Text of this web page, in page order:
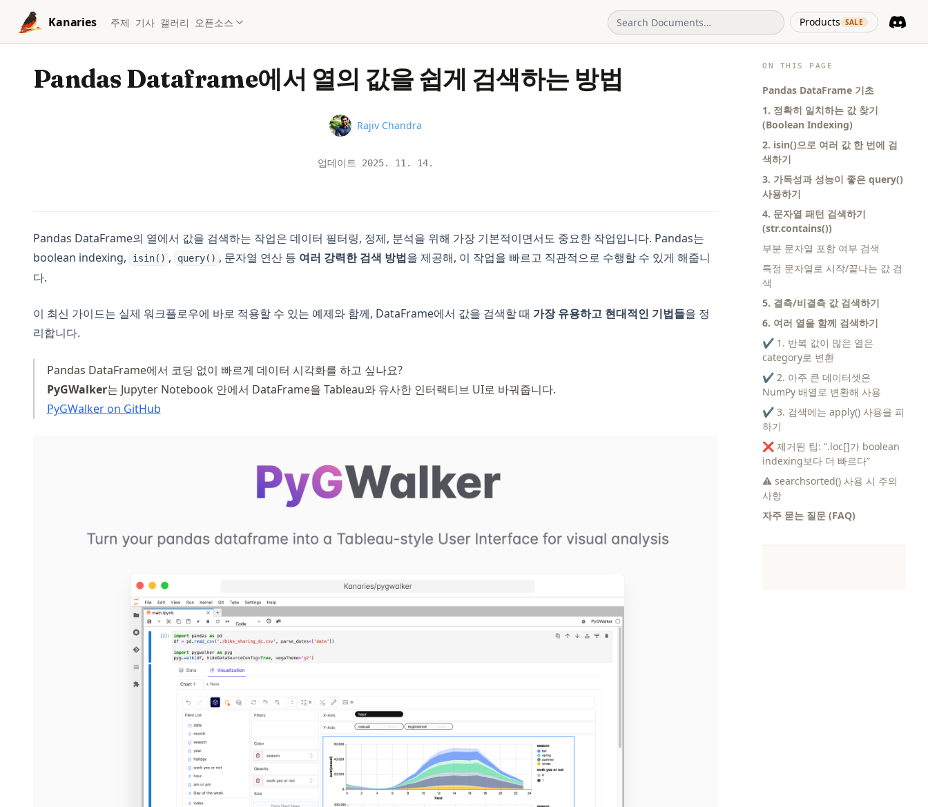
Skip to content
Kanaries
주제 기사 갤러리 오픈소스 Products SALE
(opens in
ON THIS PAGE
Pandas DataFrame 기초
1. 정확히 일치하는 값 찾기
(Boolean Indexing)
2. isin()으로 여러 값 한 번에 검
색하기
3. 가독성과 성능이 좋은 query()
사용하기
4. 문자열 패턴 검색하기
(str.contains())
부분 문자열 포함 여부 검색
특정 문자열로 시작/끝나는 값 검
색
5. 결측/비결측 값 검색하기
6. 여러 열을 함께 검색하기
✔ 1. 반복 값이 많은 열은
category로 변환
✔ 2. 아주 큰 데이터셋은
NumPy 배열로 변환해 사용
✔ 3. 검색에는 apply() 사용을 피
하기
❌ 제거된 팁: “.loc[]가 boolean
indexing보다 더 빠르다”
⚠ searchsorted() 사용 시 주의
사항
자주 묻는 질문 (FAQ)
Pandas Dataframe에서 열의 값을 쉽게 검색하는 방법
Name
Rajiv Chandra
업데이트 2025. 11. 14.
Pandas DataFrame의 열에서 값을 검색하는 작업은 데이터 필터링, 정제, 분석을 위해 가장 기본적이면서도 중요한 작업입니다. Pandas는
boolean indexing,
isin() , query() , 문자열 연산 등 여러 강력한 검색 방법을 제공해, 이 작업을 빠르고 직관적으로 수행할 수 있게 해줍니
다.
이 최신 가이드는 실제 워크플로우에 바로 적용할 수 있는 예제와 함께, DataFrame에서 값을 검색할 때 가장 유용하고 현대적인 기법들을 정
리합니다.
Pandas DataFrame에서 코딩 없이 빠르게 데이터 시각화를 하고 싶나요?
PyGWalker는 Jupyter Notebook 안에서 DataFrame을 Tableau와 유사한 인터랙티브 UI로 바꿔줍니다.
PyGWalker on GitHub(opens in a new tab)
(opens in a new tab)